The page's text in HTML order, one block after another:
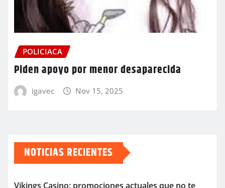
POLICIACA
Piden apoyo por menor desaparecida
igavec Nov 15, 2025
NOTICIAS RECIENTES
Vikings Casino: promociones actuales que no te